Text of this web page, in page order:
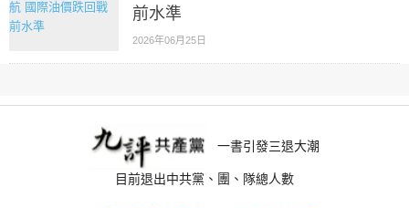
前水準
2026年06月25日
一書引發三退大潮
目前退出中共黨、團、隊總人數